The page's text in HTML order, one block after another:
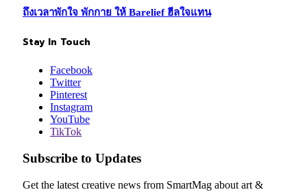
ถึงเวลาพักใจ พักกาย ให้ Barelief ฮีลใจแทน
Stay In Touch
Facebook
Twitter
Pinterest
Instagram
YouTube
TikTok
Subscribe to Updates
Get the latest creative news from SmartMag about art &